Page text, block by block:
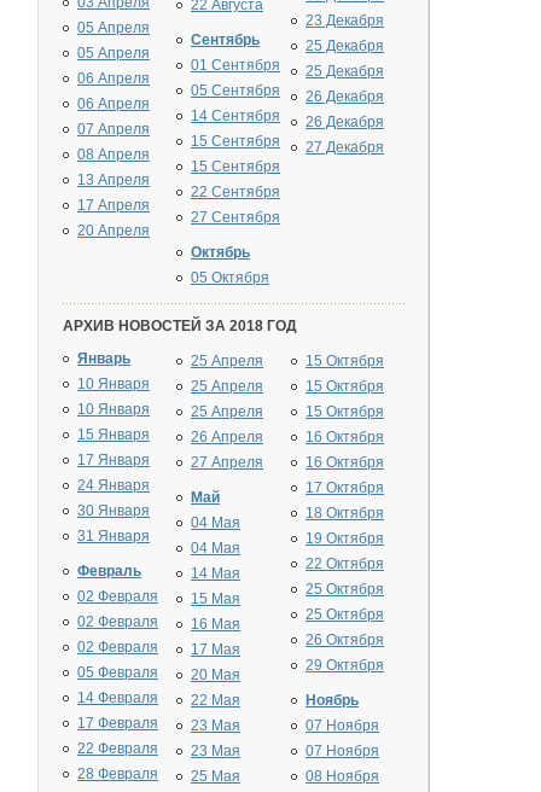
05 Апреля
05 Апреля
06 Апреля
06 Апреля
07 Апреля
08 Апреля
13 Апреля
17 Апреля
20 Апреля
22 Августа
Сентябрь
01 Сентября
05 Сентября
14 Сентября
15 Сентября
15 Сентября
22 Сентября
27 Сентября
Октябрь
05 Октября
23 Декабря
25 Декабря
25 Декабря
26 Декабря
26 Декабря
27 Декабря
АРХИВ НОВОСТЕЙ ЗА 2018 ГОД
Январь
10 Января
10 Января
15 Января
17 Января
24 Января
30 Января
31 Января
Февраль
02 Февраля
02 Февраля
02 Февраля
05 Февраля
14 Февраля
17 Февраля
22 Февраля
28 Февраля
25 Апреля
25 Апреля
25 Апреля
26 Апреля
27 Апреля
Май
04 Мая
04 Мая
14 Мая
15 Мая
16 Мая
17 Мая
20 Мая
22 Мая
23 Мая
23 Мая
25 Мая
15 Октября
15 Октября
15 Октября
16 Октября
16 Октября
17 Октября
18 Октября
19 Октября
22 Октября
25 Октября
25 Октября
26 Октября
29 Октября
Ноябрь
07 Ноября
07 Ноября
08 Ноября